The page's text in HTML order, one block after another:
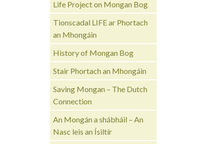
Life Project on Mongan Bog
Tionscadal LIFE ar Phortach
an Mhongáin
History of Mongan Bog
Stair Phortach an Mhongáin
Saving Mongan – The Dutch
Connection
An Mongán a shábháil – An
Nasc leis an Ísiltír